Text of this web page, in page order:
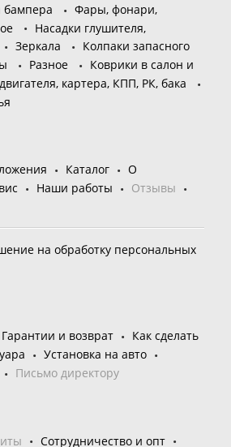
бампера
Фары, фонари,
Насадки глушителя,
Зеркала
Колпаки запасного
Разное
Коврики в салон и
картера, КПП, РК, бака
Каталог
О
Наши работы
Отзывы
на обработку персональных
Гарантии и возврат
Как сделать
Установка на авто
Письмо директору
Сотрудничество и опт